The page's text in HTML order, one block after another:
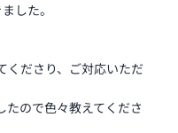
した。
くださり、ご対応いただ
ので色々教えてくださ